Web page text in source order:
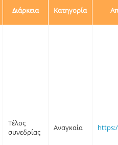
Διάρκεια Κατηγορία
Τέλος
συνεδρίας
Αναγκαία